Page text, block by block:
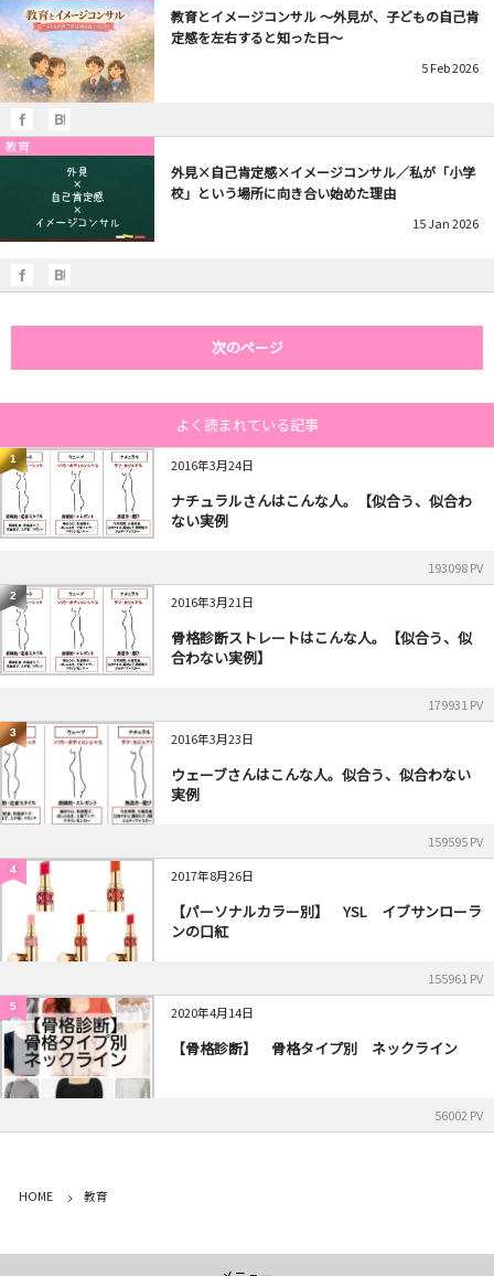
教育とイメージコンサル 〜外見が、子どもの自己肯
定感を左右すると知った日〜
5Feb2026
教育
外見×自己肯定感×イメージコンサル／私が「小学
校」という場所に向き合い始めた理由
15Jan2026
次のページ
よく読まれている記事
1 2016年3月24日
ナチュラルさんはこんな人。【似合う、似合わ
ない実例
193098 PV
2 2016年3月21日
骨格診断ストレートはこんな人。【似合う、似
合わない実例】
179931 PV
3 2016年3月23日
ウェーブさんはこんな人。似合う、似合わない
実例
159595 PV
4 2017年8月26日
【パーソナルカラー別】 YSL イブサンローラ
ンの口紅
155961 PV
5 2020年4月14日
【骨格診断】 骨格タイプ別 ネックライン
56002 PV
HOME 教育